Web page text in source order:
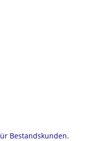
Bestandskunden.